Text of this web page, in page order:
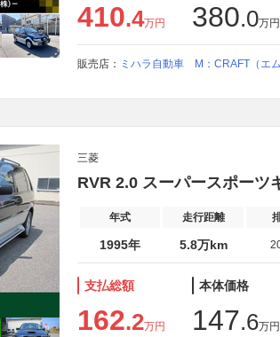
410.4万円 380.0万円
販売店： ミハラ自動車 M：CRAFT（エム
三菱
RVR 2.0 スーパースポー
年式 走行距離
1995年 5.8万km
支払総額
162.2万円
本体価格
147.6万円